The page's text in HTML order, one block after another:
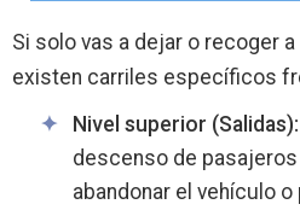
Si solo vas a dejar o recoger
existen carriles específicos
Nivel superior (Salidas):
descenso de pasajeros
abandonar el vehículo